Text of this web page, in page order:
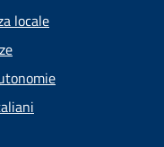
locale